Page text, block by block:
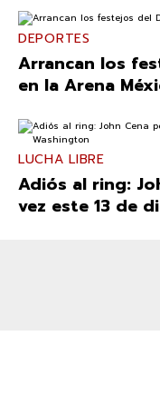
DEPORTES
Arrancan los
en la Arena
LUCHA LIBRE
Adiós al ring:
vez este 13 de